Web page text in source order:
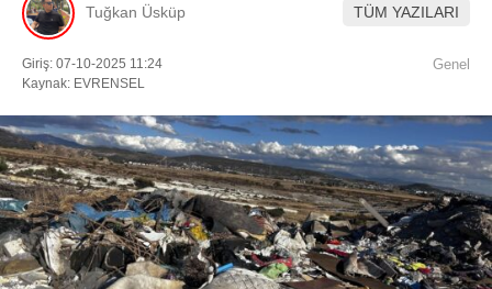
Youtube
TikTok
Tuğkan Üsküp TÜM YAZILARI
Giriş: 07-10-2025 11:24
Kaynak: EVRENSEL
Genel